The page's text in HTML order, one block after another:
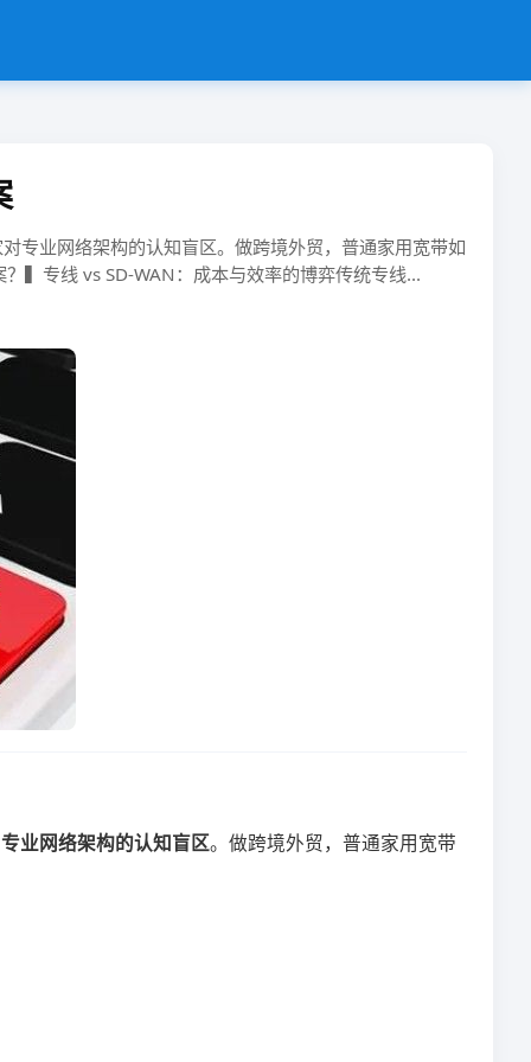
专业网络架构的认知盲区​​。做跨境外贸，普通家用宽带如
​​​​▍专线 vs SD-WAN：成本与效率的博弈​​​​传统专线​​...
​专业网络架构的认知盲区​​。做跨境外贸，普通家用宽带